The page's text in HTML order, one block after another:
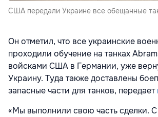
США передали Украине все обещанные
Он отметил, что все украинские
проходили обучение на танках
войсками США в Германии, уже
Украину. Туда также доставлены
запасные части для танков, передает
«Мы выполнили свою часть сделки.